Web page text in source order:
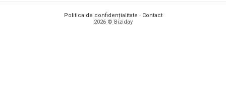
Politica de confidențialitate · Contact
2026 © Biziday